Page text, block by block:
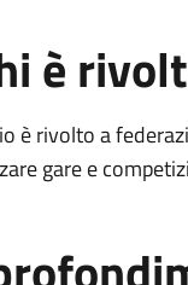
è
è rivolto a
gare e